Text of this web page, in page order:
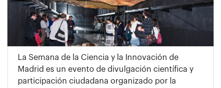
La Semana de la Ciencia y la Innovación de
Madrid es un evento de divulgación científica y
participación ciudadana organizado por la